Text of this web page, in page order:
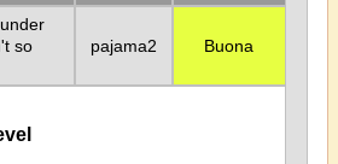
so
pajama2 Buona